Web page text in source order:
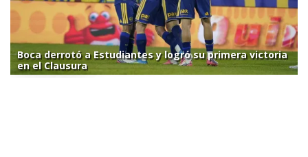
Boca derrotó a Estudiantes y logró su primera victoria
en el Clausura